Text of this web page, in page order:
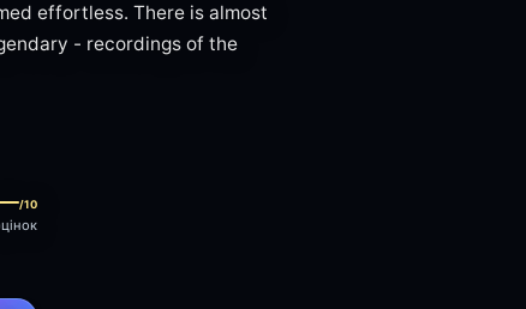
effortless. There is almost
- recordings of the
—/10